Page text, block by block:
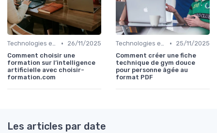
Technologies et informatique •
26/11/2025
Comment choisir une
formation sur l’intelligence
artificielle avec choisir-
formation.com
Technologies et informatique •
25/11/2025
Comment créer une fiche
technique de gym douce
pour personne âgée au
format PDF
Les articles par date